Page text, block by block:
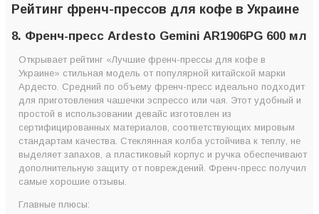
Рейтинг френч-прессов для кофе в Украине
8. Френч-пресс Ardesto Gemini AR1906PG 600 мл
Открывает рейтинг «Лучшие френч-прессы для кофе в
Украине» стильная модель от популярной китайской марки
Ардесто. Средний по объему френч-пресс идеально подходит
для приготовления чашечки эспрессо или чая. Этот удобный и
простой в использовании девайс изготовлен из
сертифицированных материалов, соответствующих мировым
стандартам качества. Стеклянная колба устойчива к теплу, не
выделяет запахов, а пластиковый корпус и ручка обеспечивают
дополнительную защиту от повреждений. Френч-пресс получил
самые хорошие отзывы.
Главные плюсы: